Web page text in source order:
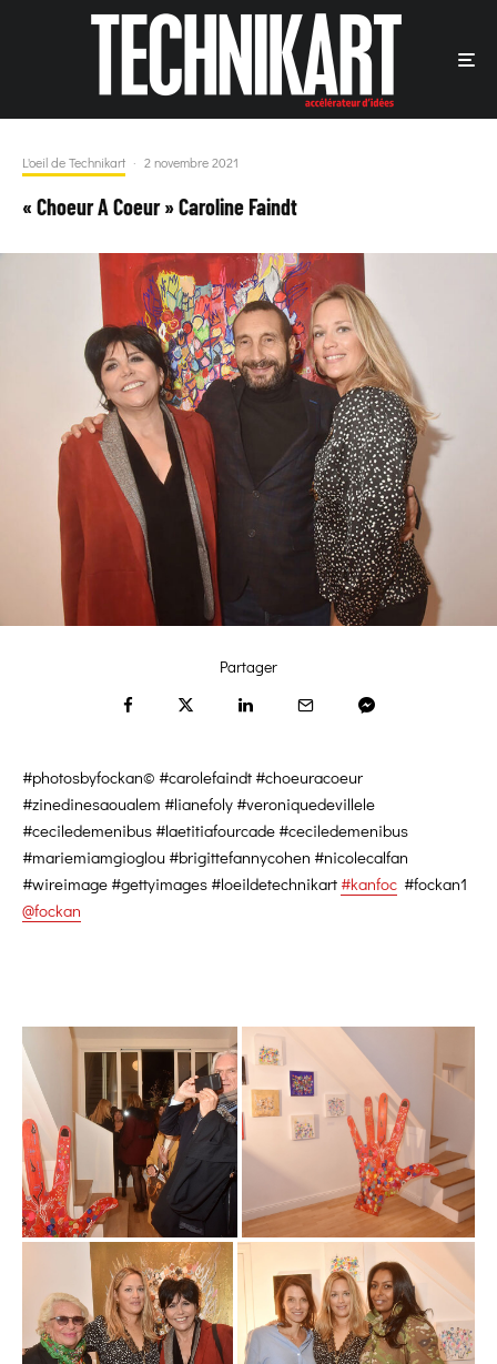
L'oeil de Technikart · 2 novembre 2021
« Choeur A Coeur » Caroline Faindt
Partager
#photosbyfockan© #carolefaindt #choeuracoeur
#zinedinesaoualem #lianefoly #veroniquedevillele
#ceciledemenibus #laetitiafourcade #ceciledemenibus
#mariemiamgioglou #brigittefannycohen #nicolecalfan
#wireimage #gettyimages #loeildetechnikart #kanfoc #fockan1
@fockan